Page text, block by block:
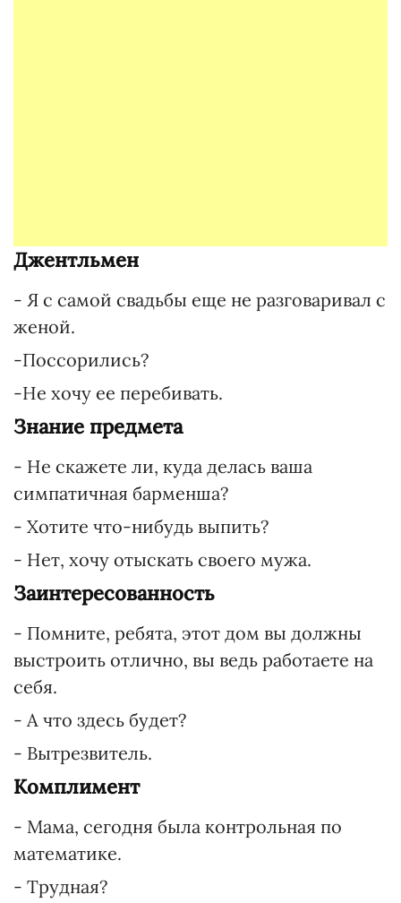
Джентльмен
- Я с самой свадьбы еще не разговаривал с
женой.
-Поссорились?
-Не хочу ее перебивать.
Знание предмета
- Не скажете ли, куда делась ваша
симпатичная барменша?
- Хотите что-нибудь выпить?
- Нет, хочу отыскать своего мужа.
Заинтересованность
- Помните, ребята, этот дом вы должны
выстроить отлично, вы ведь работаете на
себя.
- А что здесь будет?
- Вытрезвитель.
Комплимент
- Мама, сегодня была контрольная по
математике.
- Трудная?